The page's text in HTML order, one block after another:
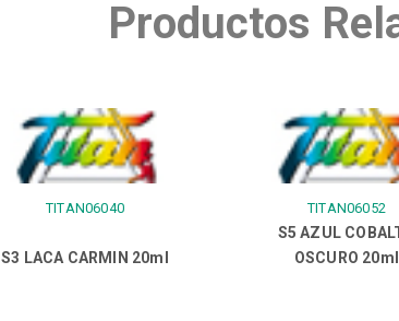
Productos
TITAN06040
S3 LACA CARMIN 20ml
TITAN06052
S5 AZUL
OSCURO 20ml